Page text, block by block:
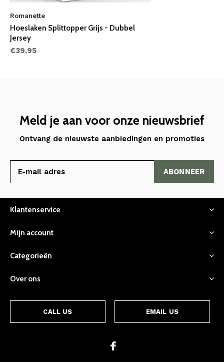
Romanette
Hoeslaken Splittopper Grijs - Dubbel
Jersey
€39,95
Meld je aan voor onze nieuwsbrief
Ontvang de nieuwste aanbiedingen en promoties
ABONNEER
Klantenservice
Mijn account
Categorieën
Over ons
CALL US EMAIL US